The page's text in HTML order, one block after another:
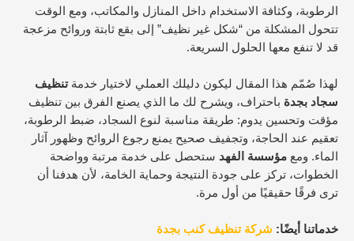
الرطوبة، وكثافة الاستخدام داخل المنازل والمكاتب، ومع الوقت
تتحول المشكلة من “شكل غير نظيف” إلى بقع ثابتة وروائح مزعجة
قد لا تنفع معها الحلول السريعة.
لهذا صُمّم هذا المقال ليكون دليلك العملي لاختيار خدمةتنظيف
سجاد بجدة باحتراف، ويشرح لك ما الذي يصنع الفرق بين تنظيف
مؤقت وتحسين يدوم: طريقة مناسبة لنوع السجاد، ضبط الرطوبة،
تعقيم عند الحاجة، وتجفيف صحيح يمنع رجوع الروائح وظهور آثار
الماء. ومع مؤسسة الفهد ستحصل على خدمة مرتبة وواضحة
الخطوات، تركز على جودة النتيجة وحماية الخامة، لأن هدفنا أن
ترى فرقًا حقيقيًا من أول مرة.
خدماتنا أيضًا: شركة تنظيف كنب بجدة